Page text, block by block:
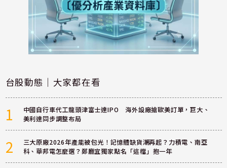
台股動態｜大家都在看
1
中國自行車代工龍頭津富士達IPO 海外設廠搶歐美訂單，巨大、
美利達同步調整布局
2
三大原廠2026年產能被包光！記憶體缺貨潮再起？力積電、南亞
科、華邦電怎麼選？鄭廳宜獨家點名「這檔」抱一年